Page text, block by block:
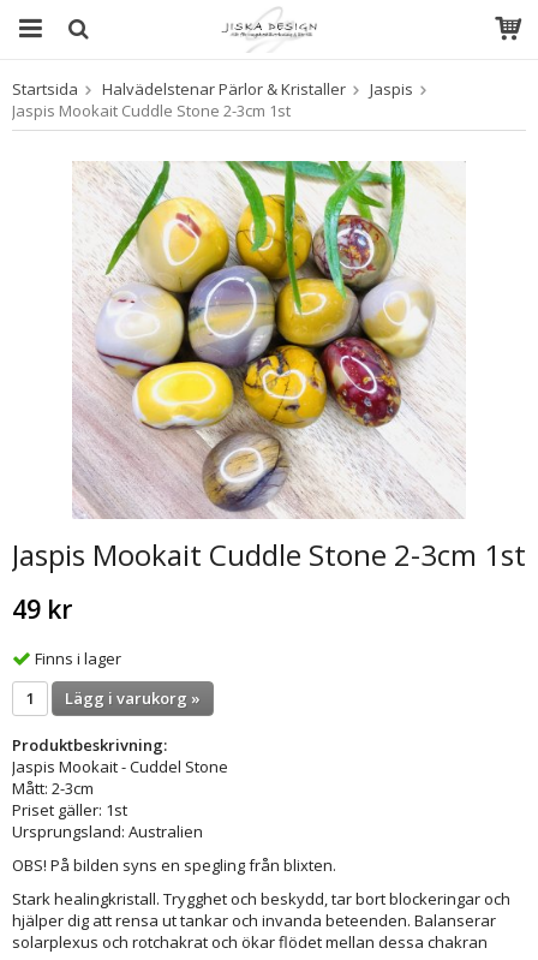
Produkten har blivit tillagd i varukorgen
Startsida Halvädelstenar Pärlor & Kristaller
Jaspis
Jaspis Mookait Cuddle Stone 2-3cm 1st
Jaspis Mookait Cuddle Stone 2-3cm 1st
49 kr
Finns i lager
Lägg i varukorg »
Produktbeskrivning:
Jaspis Mookait - Cuddel Stone
Mått: 2-3cm
Priset gäller: 1st
Ursprungsland: Australien
OBS! På bilden syns en spegling från blixten.
Stark healingkristall. Trygghet och beskydd, tar bort blockeringar och
hjälper dig att rensa ut tankar och invanda beteenden. Balanserar
solarplexus och rotchakrat och ökar flödet mellan dessa chakran